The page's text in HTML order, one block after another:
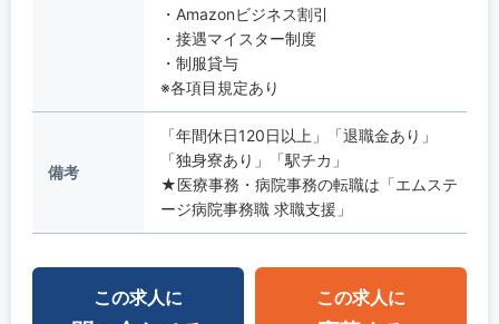
・Amazonビジネス割引
・接遇マイスター制度
・制服貸与
※各項目規定あり
備考
「年間休日120日以上」「退職金あり」
「独身寮あり」「駅チカ」
★医療事務・病院事務の転職は「エムステ
ージ病院事務職 求職支援」
この求人に この求人に